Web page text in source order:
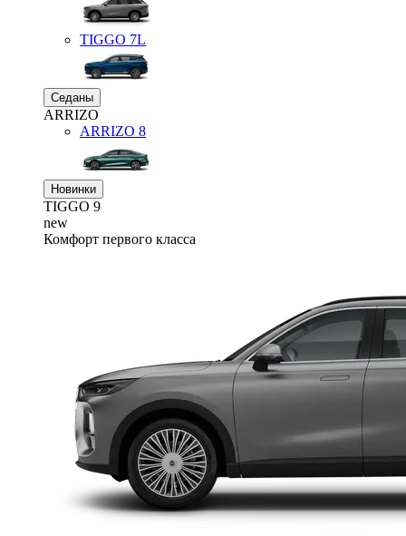
TIGGO 7L
Седаны
ARRIZO
ARRIZO 8
Новинки
TIGGO 9
new
Комфорт первого класса